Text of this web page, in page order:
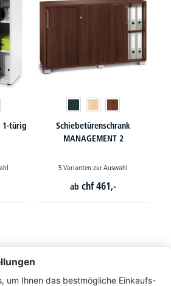
1-türig
Schiebetürenschrank
MANAGEMENT 2
5 Varianten zur Auswahl
ab chf 461,-
- 17:00 Uhr